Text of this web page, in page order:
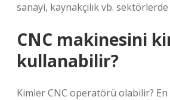
sanayi, kaynakçılık vb.
CNC makinesini
kullanabilir?
Kimler CNC operatörü olabilir?